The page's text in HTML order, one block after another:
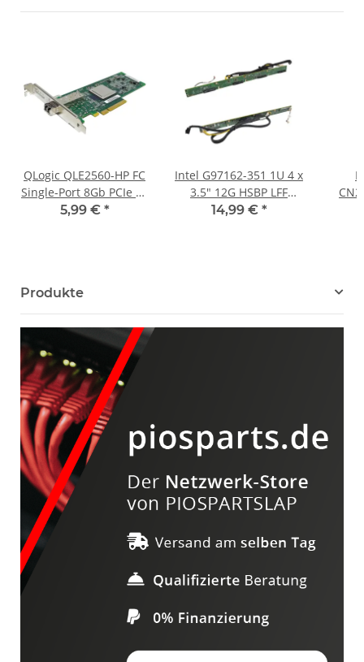
QLogic QLE2560-HP FC
Single-Port 8Gb PCIe x8
Network Adapter
5,99 € *
Intel G97162-351 1U 4 x
3.5" 12G HSBP LFF
Backplane + Kabel
14,99 € *
Produkte